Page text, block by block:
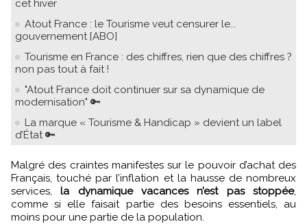
cet hiver
Atout France : le Tourisme veut censurer le...
gouvernement [ABO]
Tourisme en France : des chiffres, rien que des chiffres ?
non pas tout à fait !
"Atout France doit continuer sur sa dynamique de
modernisation" 🔑
La marque « Tourisme & Handicap » devient un label
d’État 🔑
Malgré des craintes manifestes sur le pouvoir d’achat des
Français, touché par l’inflation et la hausse de nombreux
services, la dynamique vacances n’est pas stoppée,
comme si elle faisait partie des besoins essentiels, au
moins pour une partie de la population.